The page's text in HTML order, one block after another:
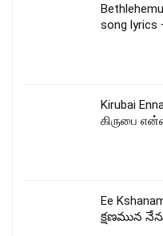
song
Kirubai
கிருபை
Ee
క్షణమున